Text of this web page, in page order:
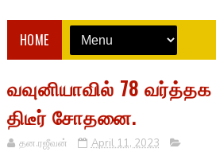
HOME
வவுனியாவில் 78
திடீர் சோதனை.
தன.ரஜீவன் April 11, 2023